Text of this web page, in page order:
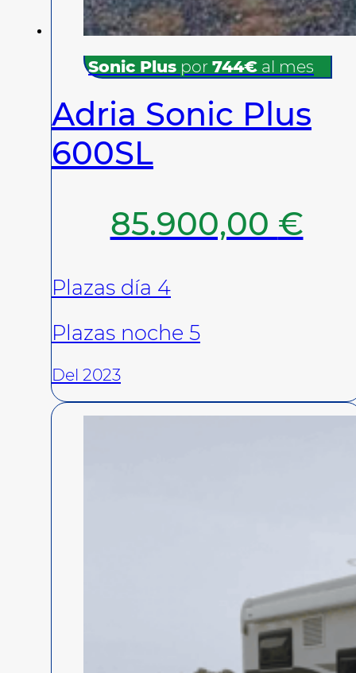
Sonic Plus por 744€ al mes
Adria Sonic Plus
600SL
85.900,00 €
Plazas día 4
Plazas noche 5
Del 2023